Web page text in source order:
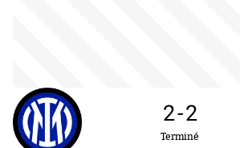
2-2
Terminé